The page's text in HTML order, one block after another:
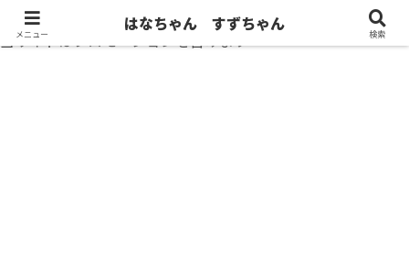
当サイトはプロモーションを含みます
メニュー
はなちゃん すずちゃん
検索